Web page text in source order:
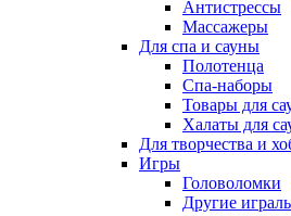
Антистрессы
Массажеры
Для спа и сауны
Полотенца
Спа-наборы
Товары для
Халаты для
Для творчества и
Игры
Головоломки
Другие